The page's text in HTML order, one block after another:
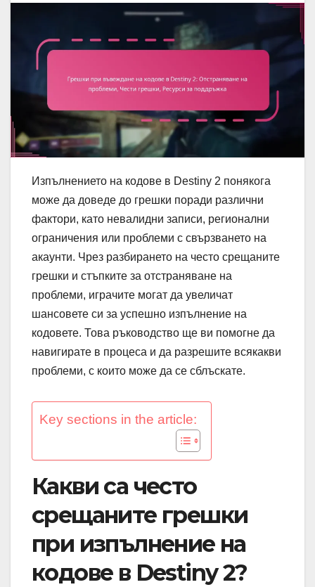
Изпълнението на кодове в Destiny 2 понякога
може да доведе до грешки поради различни
фактори, като невалидни записи, регионални
ограничения или проблеми с свързването на
акаунти. Чрез разбирането на често срещаните
грешки и стъпките за отстраняване на
проблеми, играчите могат да увеличат
шансовете си за успешно изпълнение на
кодовете. Това ръководство ще ви помогне да
навигирате в процеса и да разрешите всякакви
проблеми, с които може да се сблъскате.
Key sections in the article:
Какви са често
срещаните грешки
при изпълнение на
кодове в Destiny 2?